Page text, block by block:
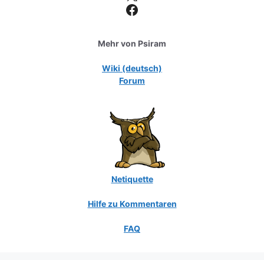
Facebook
Mehr von Psiram
Wiki (deutsch)
Forum
Netiquette
Hilfe zu Kommentaren
FAQ